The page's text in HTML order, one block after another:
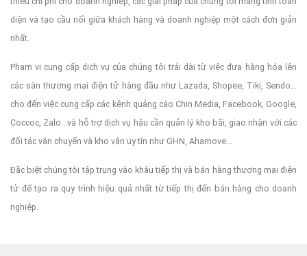
diện và tạo cầu nối giữa khách hàng và doanh nghiệp một cách đơn giản
nhất.
Phạm vi cung cấp dịch vụ của chúng tôi trải dài từ việc đưa hàng hóa lên
các sàn thương mại điện tử hàng đầu như Lazada, Shopee, Tiki, Sendo...
cho đến việc cung cấp các kênh quảng cáo Chin Media, Facebook, Google,
Coccoc, Zalo...và hỗ trợ dịch vụ hậu cần quản lý kho bãi, giao nhận với các
đối tác vận chuyển và kho vận uy tín như GHN, Ahamove...
Đặc biệt chúng tôi tập trung vào khâu tiếp thị và bán hàng thương mại điện
tử để tạo ra quy trình hiệu quả nhất từ tiếp thị đến bán hàng cho doanh
nghiệp.